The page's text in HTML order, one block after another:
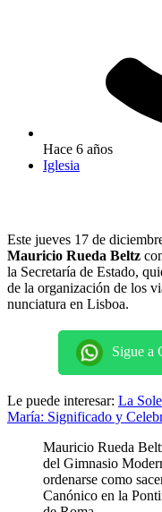
Hace 6 años
Iglesia
Este jueves 17 de
Mauricio Rueda Beltz
la Secretaría de Estado,
de la organización de los
nunciatura en Lisboa.
Sigue a
Le puede interesar: La
María: Significado y
Mauricio Rueda
del Gimnasio
ordenarse como
Canónico en la